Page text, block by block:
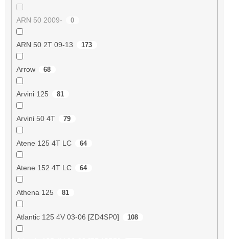
ARN 50 2009- 0
ARN 50 2T 09-13 173
Arrow 68
Arvini 125 81
Arvini 50 4T 79
Atene 125 4T LC 64
Atene 152 4T LC 64
Athena 125 81
Atlantic 125 4V 03-06 [ZD4SP0] 108